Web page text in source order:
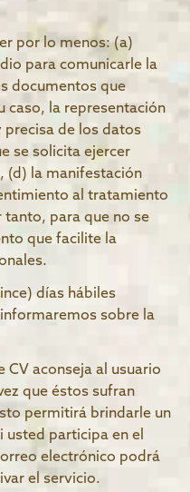
por lo menos: (a)
para comunicarle la
documentos que
caso, la representación
precisa de los datos
se solicita ejercer
(d) la manifestación
al tratamiento
tanto, para que no se
que facilite la
días hábiles
sobre la
CV aconseja al usuario
que éstos sufran
permitirá brindarle un
usted participa en el
electrónico podrá
el servicio.